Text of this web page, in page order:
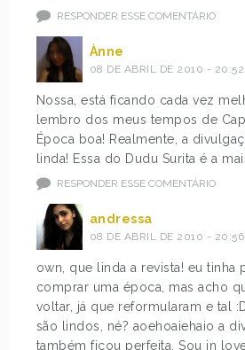
RESPONDER ESSE COMENTÁRIO
Ànne
08 DE ABRIL DE 2010 - 20:52
Nossa, está ficando cada vez
lembro dos meus tempos de
Época boa! Realmente, a
linda! Essa do Dudu Surita é a
RESPONDER ESSE COMENTÁRIO
andressa
08 DE ABRIL DE 2010 - 20:56
own, que linda a revista! eu tinha
comprar uma época, mas acho
voltar, já que reformularam e tal
são lindos, né? aoehoaiehaio a
também ficou perfeita. Sou in